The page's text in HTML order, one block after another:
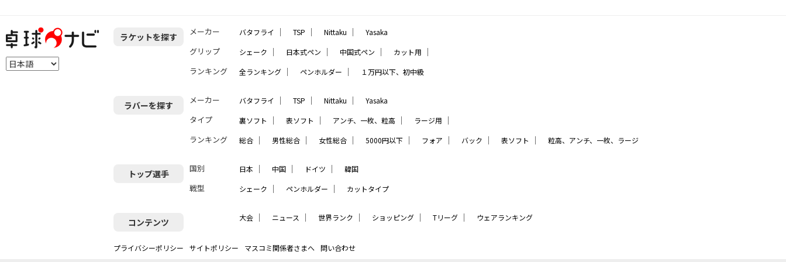
ラケットを探す メーカー バタフライ ｜ TSP ｜ Nittaku ｜ Yasaka
グリップ シェーク ｜ 日本式ペン ｜ 中国式ペン ｜ カット用 ｜
ランキング 全ランキング ｜ ペンホルダー ｜ １万円以下、初中級
ラバーを探す メーカー バタフライ ｜ TSP ｜ Nittaku ｜ Yasaka
タイプ 裏ソフト ｜ 表ソフト ｜ アンチ、一枚、粒高 ｜ ラージ用 ｜
ランキング 総合 ｜ 男性総合 ｜ 女性総合 ｜ 5000円以下 ｜ フォア ｜ バック ｜ 表ソフト ｜ 粒高、アンチ、一枚、ラージ
トップ選手 国別 日本 ｜ 中国 ｜ ドイツ ｜ 韓国
戦型 シェーク ｜ ペンホルダー ｜ カットタイプ
コンテンツ 大会 ｜ ニュース ｜ 世界ランク ｜ ショッピング ｜ Tリーグ ｜ ウェアランキング
プライバシーポリシー サイトポリシー マスコミ関係者さまへ 問い合わせ